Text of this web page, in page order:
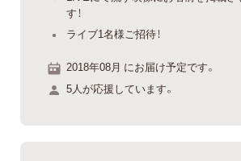
す！
ライブ1名様ご招待！
2018年08月 にお届け予定です。
5人が応援しています。